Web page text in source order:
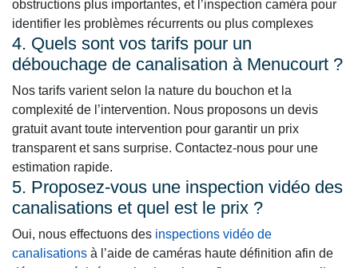
obstructions plus importantes, et l’inspection caméra pour
identifier les problèmes récurrents ou plus complexes
4. Quels sont vos tarifs pour un
débouchage de canalisation à Menucourt ?
Nos tarifs varient selon la nature du bouchon et la
complexité de l’intervention. Nous proposons un devis
gratuit avant toute intervention pour garantir un prix
transparent et sans surprise. Contactez-nous pour une
estimation rapide.
5. Proposez-vous une inspection vidéo des
canalisations et quel est le prix ?
Oui, nous effectuons des inspections vidéo de
canalisations à l’aide de caméras haute définition afin de